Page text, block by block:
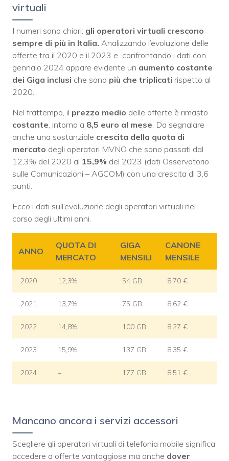
virtuali
I numeri sono chiari: gli operatori virtuali crescono
sempre di più in Italia. Analizzando l’evoluzione delle
offerte tra il 2020 e il 2023 e confrontando i dati con
gennaio 2024 appare evidente un aumento costante
dei Giga inclusi che sono più che triplicati rispetto al
2020.
Nel frattempo, il prezzo medio delle offerte è rimasto
costante , intorno a 8,5 euro al mese . Da segnalare
anche una sostanziale crescita della quota di
mercato degli operatori MVNO che sono passati dal
12,3% del 2020 al 15,9% del 2023 (dati Osservatorio
sulle Comunicazioni – AGCOM) con una crescita di 3,6
punti.
Ecco i dati sull’evoluzione degli operatori virtuali nel
corso degli ultimi anni.
ANNO
QUOTA DI
MERCATO
GIGA
MENSILI
CANONE
MENSILE
2020 12,3% 54 GB 8,70 €
2021 13,7% 75 GB 8,62 €
2022 14,8% 100 GB 8,27 €
2023 15,9% 137 GB 8,35 €
2024 – 177 GB 8,51 €
Mancano ancora i servizi accessori
Scegliere gli operatori virtuali di telefonia mobile significa
accedere a offerte vantaggiose ma anche dover